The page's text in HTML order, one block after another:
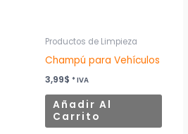
Productos de Limpieza
Champú para Vehículos
3,99$ * IVA
Añadir Al
Carrito